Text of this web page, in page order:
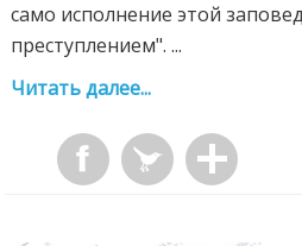
само исполнение этой
преступлением". ...
Читать далее...